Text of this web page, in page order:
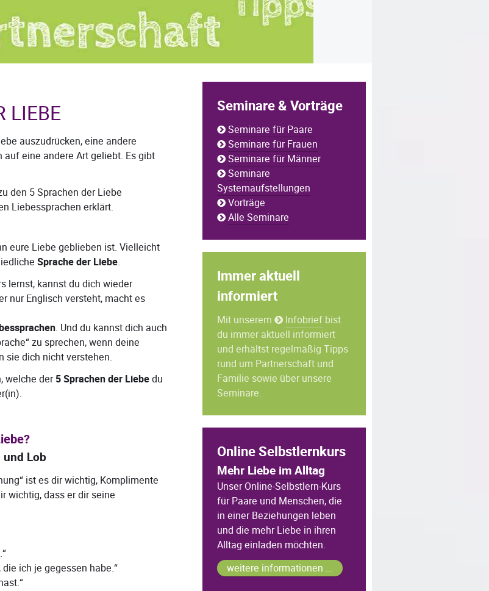
LIEBE
auszudrücken, eine andere
eine andere Art geliebt. Es gibt
den 5 Sprachen der Liebe
Liebessprachen erklärt.
eure Liebe geblieben ist. Vielleicht
Sprache der Liebe.
lernst, kannst du dich wieder
nur Englisch versteht, macht es
. Und du kannst dich auch
zu sprechen, wenn deine
sie dich nicht verstehen.
welche der5 Sprachen der Liebedu
Lob
ist es dir wichtig, Komplimente
wichtig, dass er dir seine
ich je gegessen habe.“
Seminare & Vorträge
Seminare für Paare
Seminare für Frauen
Seminare für Männer
Seminare
Systemaufstellungen
Vorträge
Alle Seminare
Immer aktuell
informiert
Mit unserem Infobrief bist
du immer aktuell informiert
und erhältst regelmäßig Tipps
rund um Partnerschaft und
Familie sowie über unsere
Seminare.
Online Selbstlernkurs
Mehr Liebe im Alltag
Unser Online-Selbstlern-Kurs
für Paare und Menschen, die
in einer Beziehungen leben
und die mehr Liebe in ihren
Alltag einladen möchten.
weitere informationen ...